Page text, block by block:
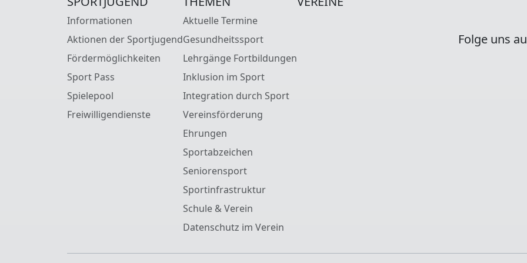
Informationen
Aktionen der Sportjugend
Fördermöglichkeiten
Sport Pass
Spielepool
Freiwilligendienste
Aktuelle Termine
Gesundheitssport
Lehrgänge Fortbildungen
Inklusion im Sport
Integration durch Sport
Vereinsförderung
Ehrungen
Sportabzeichen
Seniorensport
Sportinfrastruktur
Schule & Verein
Datenschutz im Verein
Folge uns